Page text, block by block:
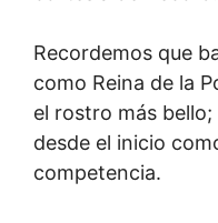
Recordemos que
como Reina de la
el rostro más
desde el inicio
competencia.